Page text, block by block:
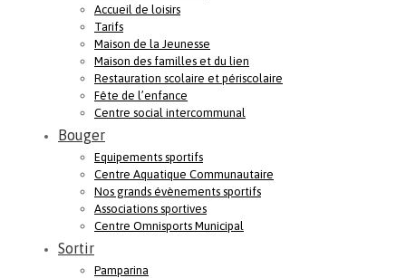
Accueil de loisirs
Tarifs
Maison de la Jeunesse
Maison des familles et du lien
Restauration scolaire et périscolaire
Fête de l’enfance
Centre social intercommunal
Bouger
Equipements sportifs
Centre Aquatique Communautaire
Nos grands évènements sportifs
Associations sportives
Centre Omnisports Municipal
Sortir
Pamparina